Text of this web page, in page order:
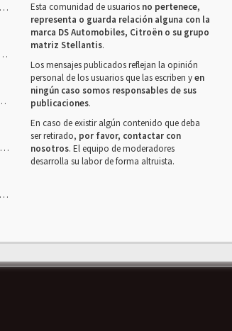
Esta comunidad de usuarios no pertenece,
representa o guarda relación alguna con la
marca DS Automobiles, Citroën o su grupo
matriz Stellantis.
Los mensajes publicados reflejan la opinión
personal de los usuarios que las escriben yen
ningún caso somos responsables de sus
publicaciones.
En caso de existir algún contenido que deba
ser retirado, por favor, contactar con
nosotros. El equipo de moderadores
desarrolla su labor de forma altruista.